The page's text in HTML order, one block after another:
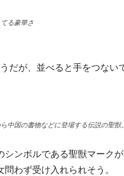
る豪華さ
だが、並べると手をつない
中国の書物などに登場する伝説の聖獣。
ンボルである聖獣マーク
わず受け入れられそう。